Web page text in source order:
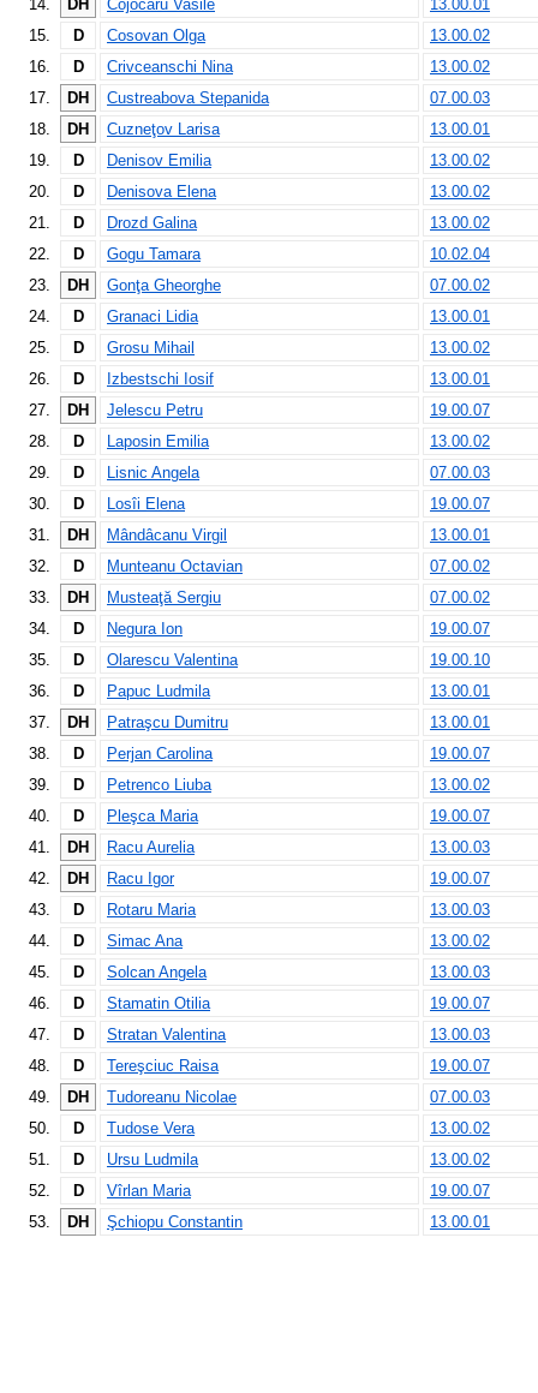
14.
DH Cojocaru Vasile
13.00.01
15.
D Cosovan Olga
13.00.02
16.
D Crivceanschi Nina
13.00.02
17.
DH Custreabova Stepanida
07.00.03
18.
DH Cuzneţov Larisa
13.00.01
19.
D Denisov Emilia
13.00.02
20.
D Denisova Elena
13.00.02
21.
D Drozd Galina
13.00.02
22.
D Gogu Tamara
10.02.04
23.
DH Gonţa Gheorghe
07.00.02
24.
D Granaci Lidia
13.00.01
25.
D Grosu Mihail
13.00.02
26.
D Izbestschi Iosif
13.00.01
27.
DH Jelescu Petru
19.00.07
28.
D Laposin Emilia
13.00.02
29.
D Lisnic Angela
07.00.03
30.
D Losîi Elena
19.00.07
31.
DH Mândâcanu Virgil
13.00.01
32.
D Munteanu Octavian
07.00.02
33.
DH Musteaţă Sergiu
07.00.02
34.
D Negura Ion
19.00.07
35.
D Olarescu Valentina
19.00.10
36.
D Papuc Ludmila
13.00.01
37.
DH Patraşcu Dumitru
13.00.01
38.
D Perjan Carolina
19.00.07
39.
D Petrenco Liuba
13.00.02
40.
D Pleşca Maria
19.00.07
41.
DH Racu Aurelia
13.00.03
42.
DH Racu Igor
19.00.07
43.
D Rotaru Maria
13.00.03
44.
D Simac Ana
13.00.02
45.
D Solcan Angela
13.00.03
46.
D Stamatin Otilia
19.00.07
47.
D Stratan Valentina
13.00.03
48.
D Tereşciuc Raisa
19.00.07
49.
DH Tudoreanu Nicolae
07.00.03
50.
D Tudose Vera
13.00.02
51.
D Ursu Ludmila
13.00.02
52.
D Vîrlan Maria
19.00.07
53.
DH Şchiopu Constantin 13.00.01